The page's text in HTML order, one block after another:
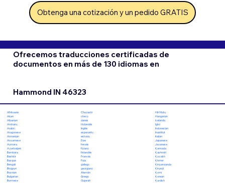
Obtenga una cotización y un pedido GRATIS
Ofrecemos traducciones certificadas de
documentos en más de 130 idiomas en
Hammond IN 46323
Afrikaans
Akan
Albanian
Amharic
Arabic
Aragonese
Armenian
Assamese
Aymara
Azerbaijani
Bambara
Bashkir
Basque
Bengali
Bhojpuri
Bosnian
Bulgarian
Burmese
Chuvashi
checo
danés
Holandés
Inglés
esperanto
estonio
Ewe
feroés
fiyiano
finlandés
Francés
Fula
gallego
georgiano
Alemán
Griego
Gujarati
Hiri Motu
Hungarian
Icelandic
Igbo
Indonesian
Inuktitut
Italian
Japanese
Javanese
Kannada
Kashmiri
Kazakh
Khmer
Kinyarwanda
Kirundi
Komi
Korean
Kurdish